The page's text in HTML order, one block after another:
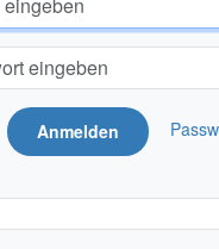
Anmelden